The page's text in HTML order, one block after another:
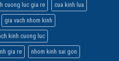
cuong luc gia re cua kinh lua
gia vach nhom kinh
kinh cuong luc
gia re nhom kinh sai gon